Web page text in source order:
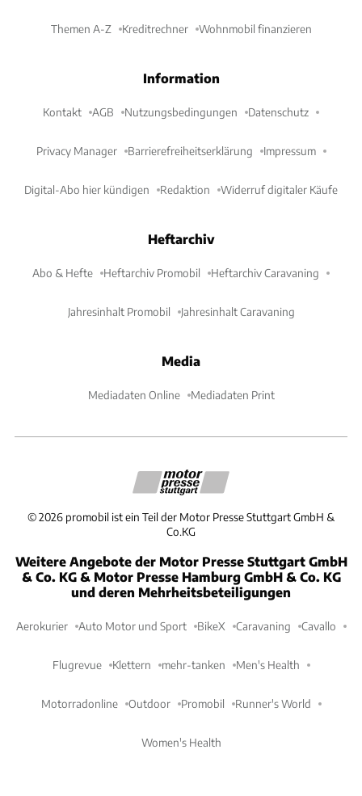
Themen A-Z Kreditrechner Wohnmobil finanzieren
Information
Kontakt AGB Nutzungsbedingungen Datenschutz
Privacy Manager Barrierefreiheitserklärung Impressum
Digital-Abo hier kündigen Redaktion Widerruf digitaler Käufe
Heftarchiv
Abo & Hefte Heftarchiv Promobil Heftarchiv Caravaning
Jahresinhalt Promobil Jahresinhalt Caravaning
Media
Mediadaten Online Mediadaten Print
©2026 promobil ist ein Teil der Motor Presse Stuttgart GmbH &
Co.KG
Weitere Angebote der Motor Presse Stuttgart GmbH
& Co. KG & Motor Presse Hamburg GmbH & Co. KG
und deren Mehrheitsbeteiligungen
Aerokurier Auto Motor und Sport BikeX Caravaning Cavallo
Flugrevue Klettern mehr-tanken Men's Health
Motorradonline Outdoor Promobil Runner's World
Women's Health